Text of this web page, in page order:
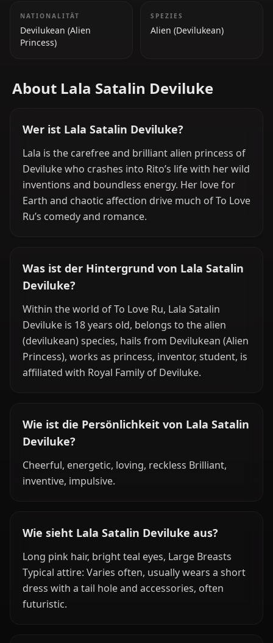
NATIONALITÄT
Devilukean (Alien
Princess)
SPEZIES
Alien (Devilukean)
About Lala Satalin Deviluke
Wer ist Lala Satalin Deviluke?
Lala is the carefree and brilliant alien princess of
Deviluke who crashes into Rito’s life with her wild
inventions and boundless energy. Her love for
Earth and chaotic affection drive much of To Love
Ru’s comedy and romance.
Was ist der Hintergrund von Lala Satalin
Deviluke?
Within the world of To Love Ru, Lala Satalin
Deviluke is 18 years old, belongs to the alien
(devilukean) species, hails from Devilukean (Alien
Princess), works as princess, inventor, student, is
affiliated with Royal Family of Deviluke.
Wie ist die Persönlichkeit von Lala Satalin
Deviluke?
Cheerful, energetic, loving, reckless Brilliant,
inventive, impulsive.
Wie sieht Lala Satalin Deviluke aus?
Long pink hair, bright teal eyes, Large Breasts
Typical attire: Varies often, usually wears a short
dress with a tail hole and accessories, often
futuristic.